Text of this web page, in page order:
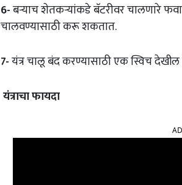
6-बऱ्याच शेतकऱ्यांकडे बॅटरीवर चालणारे
चालवण्यासाठी करू शकतात.
7-यंत्र चालू बंद करण्यासाठी एक स्विच
यंत्राचाफायदा